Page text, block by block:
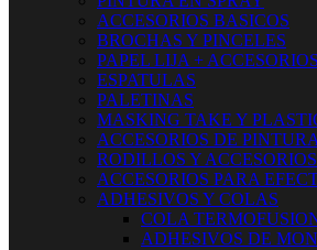
ACCESORIOS BASICOS
BROCHAS Y PINCELES
PAPEL LIJA +
ESPATULAS
PALETINAS
MASKING TAKE Y
ACCESORIOS DE PINTURA
RODILLOS Y ACCESORIOS
ACCESORIOS PARA
ADHESIVOS Y COLAS
COLA
ADHESIVOS DE